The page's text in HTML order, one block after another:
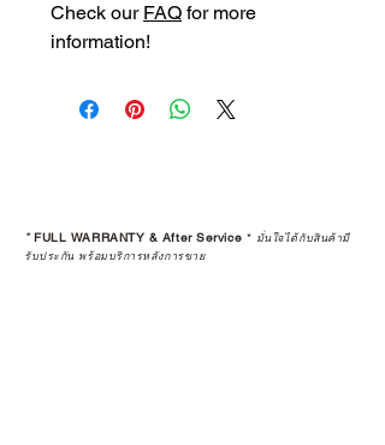
Check our FAQ for more
information!
*FULL WARRANTY & After Service * มั่นใจได้กับสินค้ามี
รับประกัน พร้อมบริการหลังการขาย